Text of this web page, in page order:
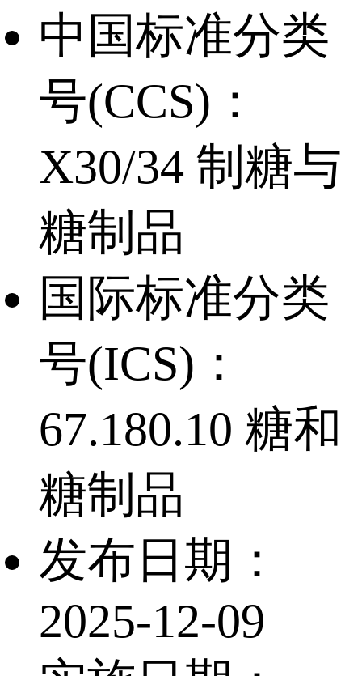
中国标准分类
号(CCS)：
X30/34 制糖与
糖制品
国际标准分类
号(ICS)：
67.180.10 糖和
糖制品
发布日期：
2025-12-09